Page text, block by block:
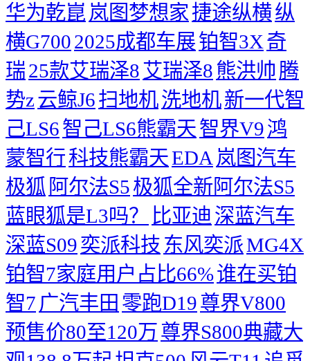
华为乾崑 岚图梦想家 捷途纵横纵
横G7002025成都车展铂智3X奇
瑞25款艾瑞泽8艾瑞泽8 熊洪帅 腾
势z云鲸J6扫地机洗地机新一代智
己LS6智己LS6熊霸天智界V9鸿
蒙智行科技熊霸天EDA 岚图汽车
极狐 阿尔法S5极狐全新阿尔法S5
蓝眼狐是L3吗？
比亚迪 深蓝汽车
深蓝S09奕派科技 东风奕派MG4X
铂智7家庭用户占比66%谁在买铂
智7 广汽丰田 零跑D19尊界V800
预售价80至120万尊界S800典藏大